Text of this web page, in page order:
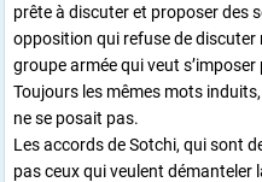
prête à discuter et proposer des
opposition qui refuse de discuter
groupe armée qui veut s’imposer
Toujours les mêmes mots
ne se posait pas.
Les accords de Sotchi, qui sont
pas ceux qui veulent